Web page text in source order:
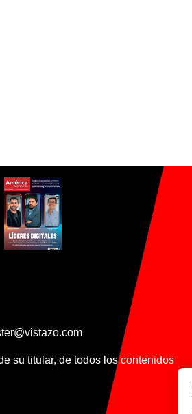
su titular, de todos los contenidos